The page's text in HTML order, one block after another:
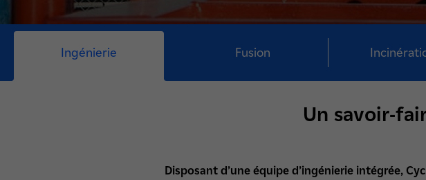
Ingénierie Fusion
Un savoir-
Disposant d’une équipe d’ingénierie intégrée,